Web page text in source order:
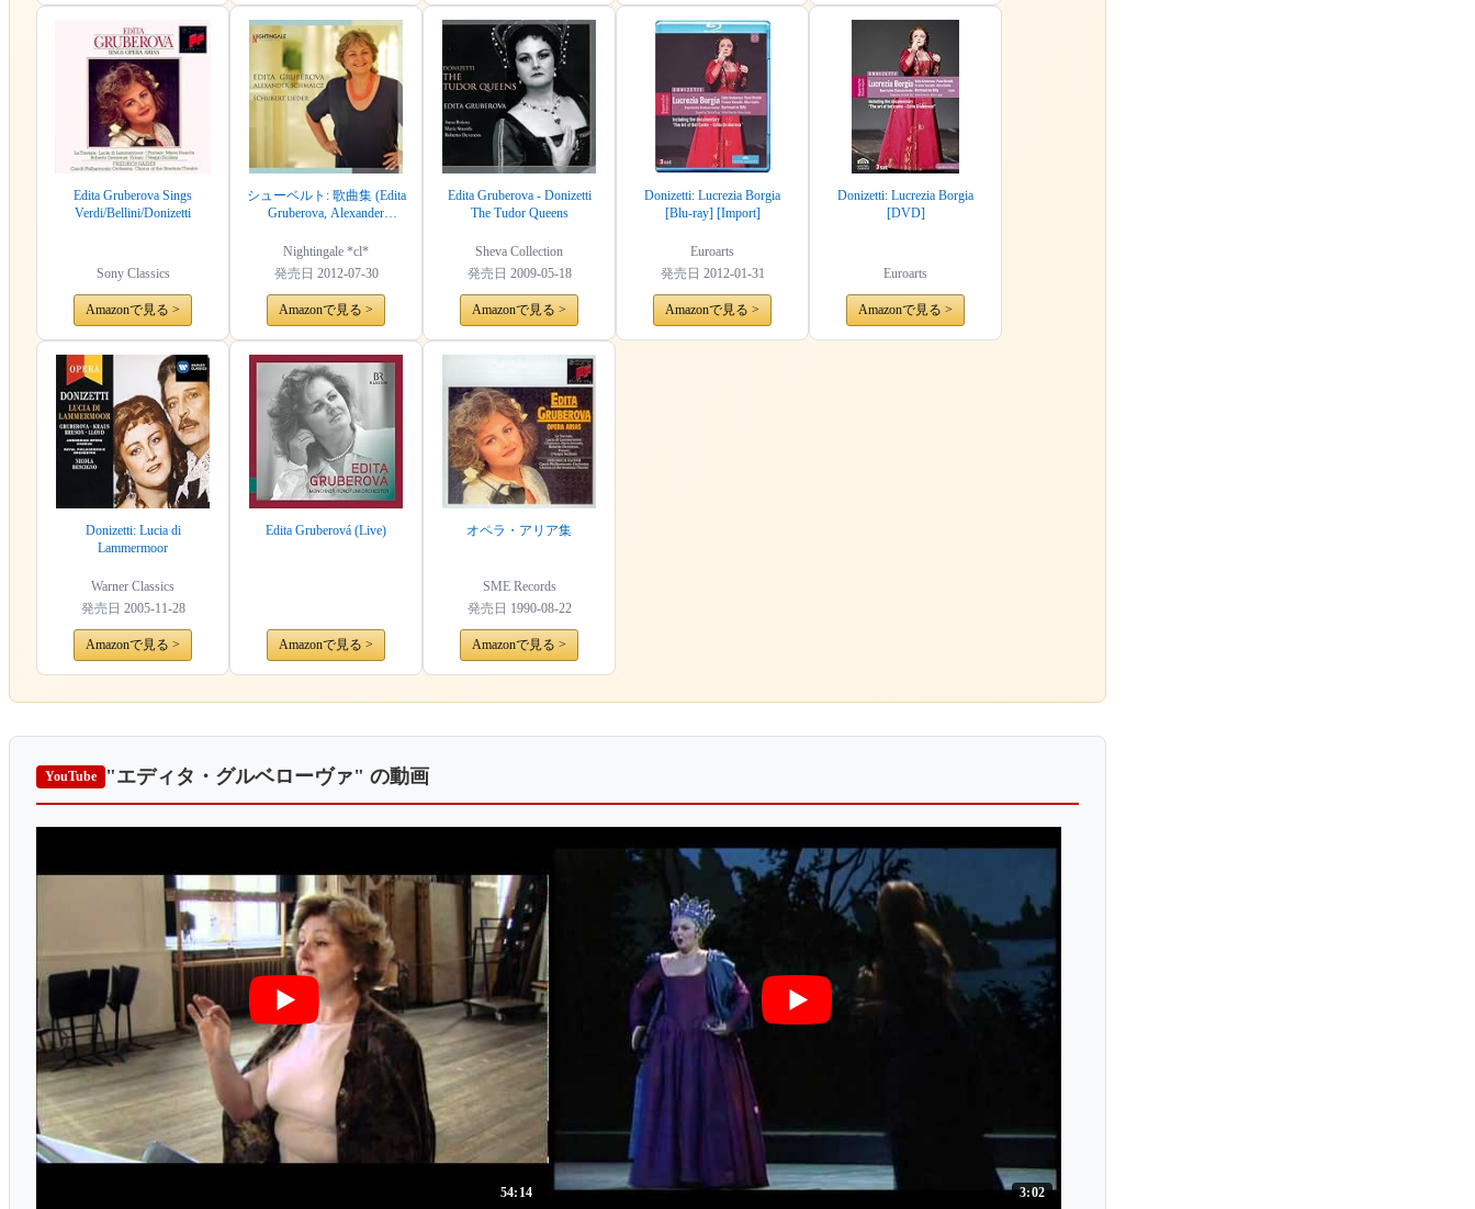
Edita Gruberova Sings
Verdi/Bellini/Donizetti
Sony Classics
Amazonで見る >
シューベルト: 歌曲集 (Edita
Gruberova, Alexander
[輸入盤]
Nightingale *cl*
発売日 2012-07-30
Amazonで見る >
Edita Gruberova - Donizetti
The Tudor Queens
Sheva Collection
発売日 2009-05-18
Amazonで見る >
Donizetti: Lucrezia Borgia
[Blu-ray] [Import]
Euroarts
発売日 2012-01-31
Amazonで見る >
Donizetti: Lucrezia Borgia
[DVD]
Euroarts
Amazonで見る >
Donizetti: Lucia di
Lammermoor
Warner Classics
発売日 2005-11-28
Amazonで見る >
Edita Gruberová (Live)
Amazonで見る >
オペラ・アリア集
SME Records
発売日 1990-08-22
Amazonで見る >
YouTube "エディタ・グルベローヴァ" の動画
54:14 3:02